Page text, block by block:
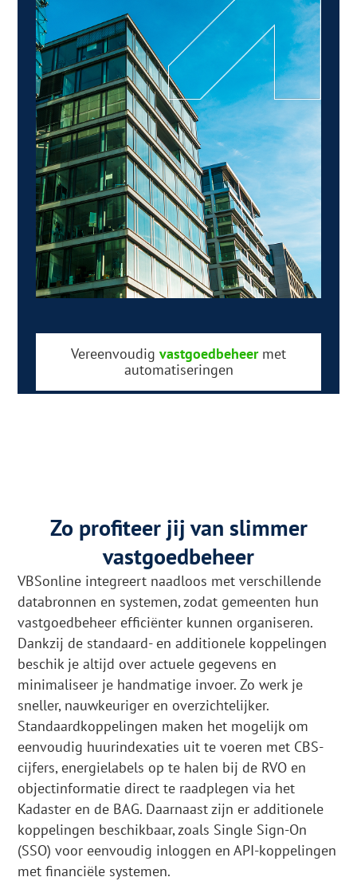
Vereenvoudig vastgoedbeheer met
automatiseringen
Zo profiteer jij van slimmer
vastgoedbeheer
VBSonline integreert naadloos met verschillende
databronnen en systemen, zodat gemeenten hun
vastgoedbeheer efficiënter kunnen organiseren.
Dankzij de standaard- en additionele koppelingen
beschik je altijd over actuele gegevens en
minimaliseer je handmatige invoer. Zo werk je
sneller, nauwkeuriger en overzichtelijker.
Standaardkoppelingen maken het mogelijk om
eenvoudig huurindexaties uit te voeren met CBS-
cijfers, energielabels op te halen bij de RVO en
objectinformatie direct te raadplegen via het
Kadaster en de BAG. Daarnaast zijn er additionele
koppelingen beschikbaar, zoals Single Sign-On
(SSO) voor eenvoudig inloggen en API-koppelingen
met financiële systemen.